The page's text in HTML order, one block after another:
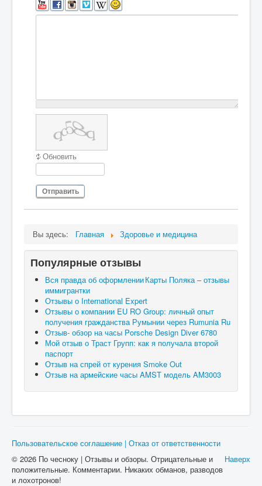
Обновить
Отправить
Вы здесь: Главная Здоровье и медицина
Популярные отзывы
Вся правда об оформлении Карты Поляка – отзывы
иммигрантки
Отзывы о International Expert
Отзывы о компании EU RO Group: личный опыт
получения гражданства Румынии через Rumunia Ru
Отзыв- обзор на часы Porsche Design Diver 6780
Мой отзыв о Траст Групп: как я получала второй
паспорт
Отзыв на спрей от курения Smoke Out
Отзыв на армейские часы AMST модель AM3003
Пользовательское соглашение | Отказ от ответственности
Наверх
© 2026 По чесноку | Отзывы и обзоры. Отрицательные и
положительные. Комментарии. Никаких обманов, разводов
и лохотронов!